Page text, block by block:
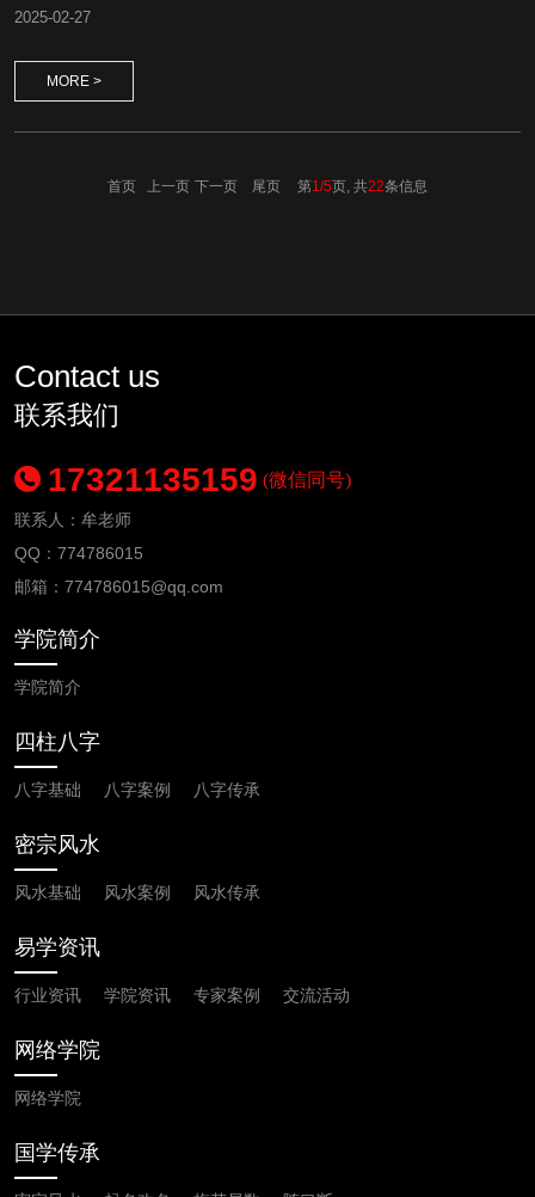
2025-02-27
MORE >
首页 上一页 下一页 尾页 第1/5页, 共22条信息
Contact us
联系我们
17321135159 (微信同号)
联系人：牟老师
QQ：774786015
邮箱： 774786015@qq.com
学院简介
学院简介
四柱八字
八字基础 八字案例 八字传承
密宗风水
风水基础 风水案例 风水传承
易学资讯
行业资讯 学院资讯 专家案例 交流活动
网络学院
网络学院
国学传承